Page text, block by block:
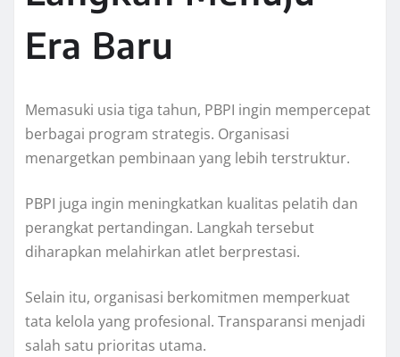
Era Baru
Memasuki usia tiga tahun, PBPI ingin mempercepat
berbagai program strategis. Organisasi
menargetkan pembinaan yang lebih terstruktur.
PBPI juga ingin meningkatkan kualitas pelatih dan
perangkat pertandingan. Langkah tersebut
diharapkan melahirkan atlet berprestasi.
Selain itu, organisasi berkomitmen memperkuat
tata kelola yang profesional. Transparansi menjadi
salah satu prioritas utama.